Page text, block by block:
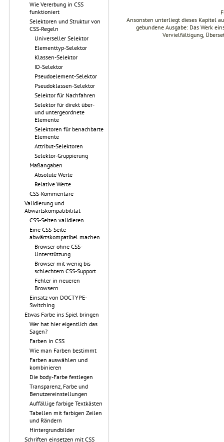
Wie Vererbung in CSS
funktioniert
Selektoren und Struktur von
CSS-Regeln
Universeller Selektor
Elementtyp-Selektor
Klassen-Selektor
ID-Selektor
Pseudoelement-Selektor
Pseudoklassen-Selektor
Selektor für Nachfahren
Selektor für direkt über-
und untergeordnete
Elemente
Selektoren für benachbarte
Elemente
Attribut-Selektoren
Selektor-Gruppierung
Maßangaben
Absolute Werte
Relative Werte
CSS-Kommentare
Validierung und
Abwärtskompatibilität
CSS-Seiten validieren
Eine CSS-Seite
abwärtskompatibel machen
Browser ohne CSS-
Unterstützung
Browser mit wenig bis
schlechtem CSS-Support
Fehler in neueren
Browsern
Einsatz von DOCTYPE-
Switching
Etwas Farbe ins Spiel bringen
Wer hat hier eigentlich das
Sagen?
Farben in CSS
Wie man Farben bestimmt
Farben auswählen und
kombinieren
Die body-Farbe festlegen
Transparenz, Farbe und
Benutzereinstellungen
Auffällige farbige Textkästen
Tabellen mit farbigen Zeilen
und Rändern
Hintergrundbilder
Schriften einsetzen mit CSS
Ansonsten unterliegt dieses Kapitel
gebundene Ausgabe: Das Werk
Vervielfältigung,